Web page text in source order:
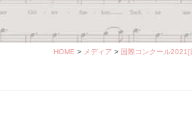
HOME > メディア > 国際コンクール2021[